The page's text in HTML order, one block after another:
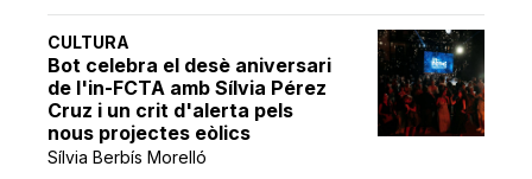
CULTURA
Bot celebra el desè aniversari
de l'in-FCTA amb Sílvia Pérez
Cruz i un crit d'alerta pels
nous projectes eòlics
Sílvia Berbís Morelló